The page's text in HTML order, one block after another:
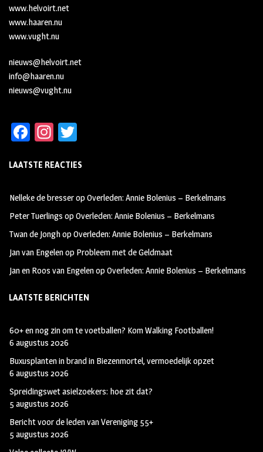
www.helvoirt.net
www.haaren.nu
www.vught.nu
nieuws@helvoirt.net
info@haaren.nu
nieuws@vught.nu
Fa
b
oo
k
In
ag
m
tt
LAATSTE REACTIES
Nelleke de bresseropOverleden: Annie Bolenius – Berkelmans
Peter Tuerlings opOverleden: Annie Bolenius – Berkelmans
Twan de JonghopOverleden: Annie Bolenius – Berkelmans
Jan van Engelenop Probleem met de Geldmaat
Jan en Roos van EngelenopOverleden: Annie Bolenius – Berkelmans
LAATSTE BERICHTEN
60+ en nog zin om te voetballen? Kom Walking Footballen!
6 augustus 2026
Buxusplanten in brand in Biezenmortel, vermoedelijk opzet
6 augustus 2026
Spreidingswet asielzoekers: hoe zit dat?
5 augustus 2026
Bericht voor de leden van Vereniging 55+
5 augustus 2026